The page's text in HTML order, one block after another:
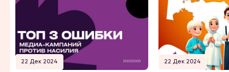
22 Дек 2024 22 Дек 2024